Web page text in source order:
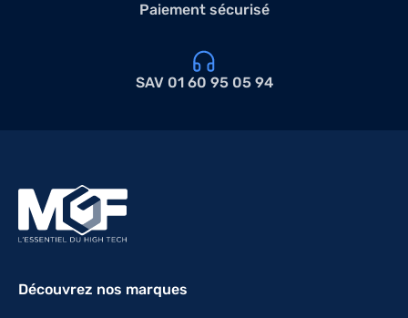
Paiement sécurisé
SAV 01 60 95 05 94
Découvrez nos marques